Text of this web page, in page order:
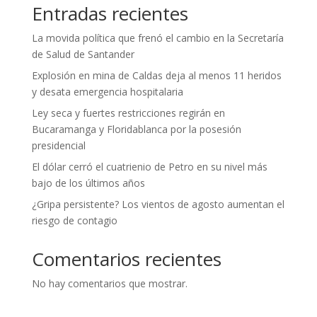
Entradas recientes
La movida política que frenó el cambio en la Secretaría
de Salud de Santander
Explosión en mina de Caldas deja al menos 11 heridos
y desata emergencia hospitalaria
Ley seca y fuertes restricciones regirán en
Bucaramanga y Floridablanca por la posesión
presidencial
El dólar cerró el cuatrienio de Petro en su nivel más
bajo de los últimos años
¿Gripa persistente? Los vientos de agosto aumentan el
riesgo de contagio
Comentarios recientes
No hay comentarios que mostrar.